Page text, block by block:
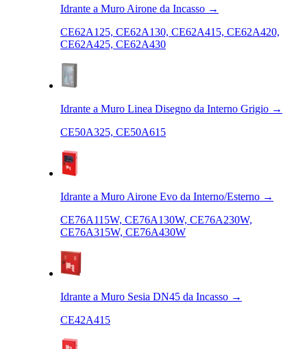
Idrante a Muro Airone da Incasso →
CE62A125, CE62A130, CE62A415, CE62A420,
CE62A425, CE62A430
Idrante a Muro Linea Disegno da Interno Grigio →
CE50A325, CE50A615
Idrante a Muro Airone Evo da Interno/Esterno →
CE76A115W, CE76A130W, CE76A230W,
CE76A315W, CE76A430W
Idrante a Muro Sesia DN45 da Incasso →
CE42A415